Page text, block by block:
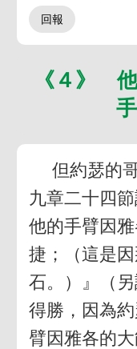
《４》
但約瑟的
九章二十四
他的手臂因
捷；（這是
石。）』（
得勝，因為
臂因雅各的